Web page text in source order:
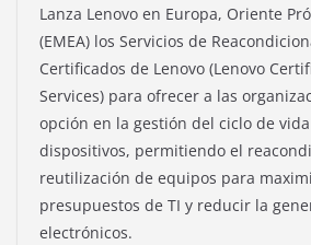
Lanza Lenovo en Europa, Oriente
(EMEA) los Servicios de
Certificados de Lenovo (Lenovo
Services) para ofrecer a las
opción en la gestión del ciclo de
dispositivos, permitiendo el
reutilización de equipos para
presupuestos de TI y reducir la
electrónicos.